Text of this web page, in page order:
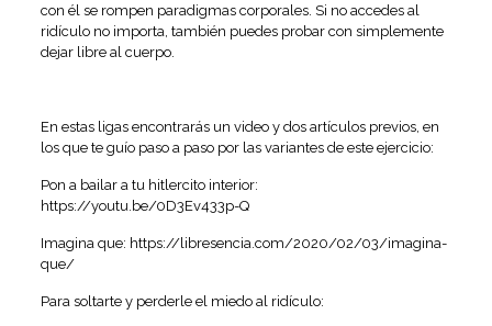
con él se rompen paradigmas corporales. Si no accedes al
ridículo no importa, también puedes probar con simplemente
dejar libre al cuerpo.
En estas ligas encontrarás un video y dos artículos previos, en
los que te guío paso a paso por las variantes de este ejercicio:
Pon a bailar a tu hitlercito interior:
https://youtu.be/0D3Ev433p-Q
Imagina que: https://libresencia.com/2020/02/03/imagina-
que/
Para soltarte y perderle el miedo al ridículo: